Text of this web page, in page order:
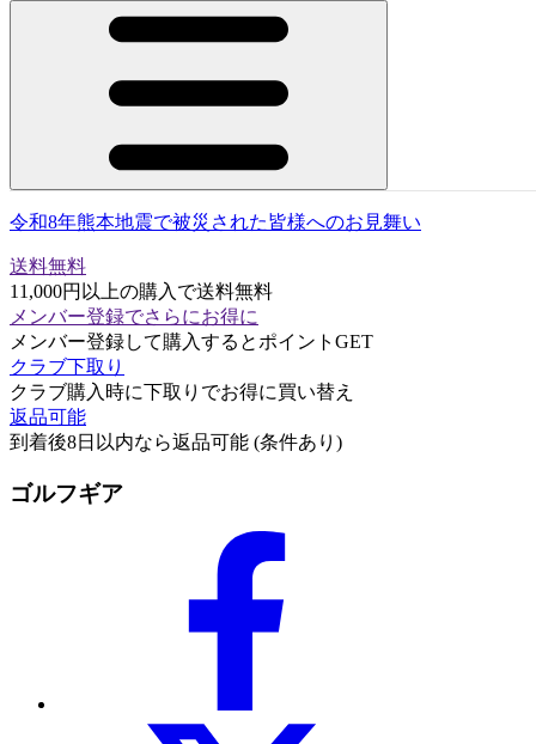
令和8年熊本地震で被災された皆様へのお見舞い
送料無料
11,000円以上の購入で送料無料
メンバー登録でさらにお得に
メンバー登録して購入するとポイントGET
クラブ下取り
クラブ購入時に下取りでお得に買い替え
返品可能
到着後8日以内なら返品可能 (条件あり)
ゴルフギア